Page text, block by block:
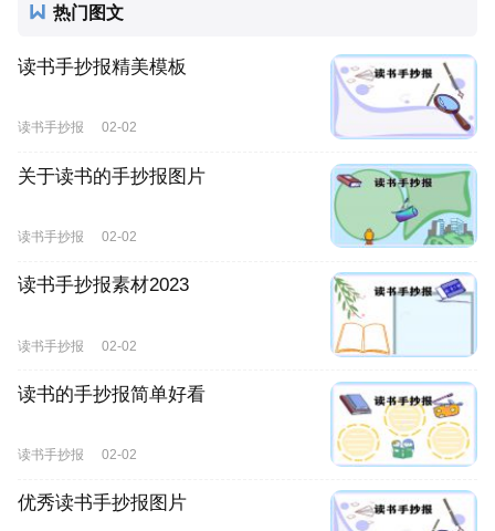
热门图文
读书手抄报精美模板
读书手抄报 02-02
关于读书的手抄报图片
读书手抄报 02-02
读书手抄报素材2023
读书手抄报 02-02
读书的手抄报简单好看
读书手抄报 02-02
优秀读书手抄报图片